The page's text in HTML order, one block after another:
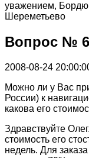
уважением,
Шереметьево
Вопрос №
2008-08-24
Можно ли у Вас
России) к
какова его
Здравствуйте
стоимость его
недель. Для